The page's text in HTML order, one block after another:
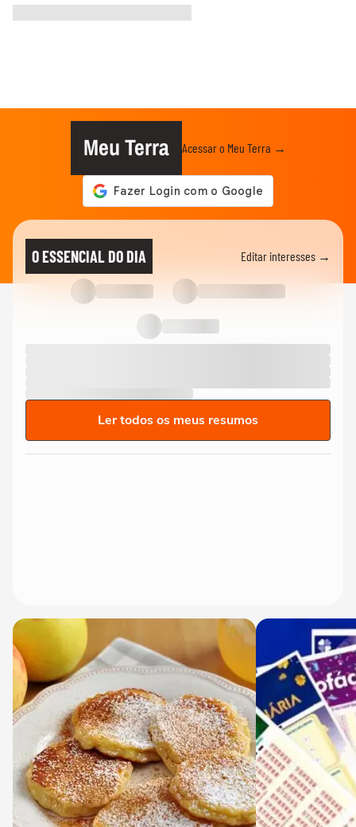
Meu Terra Acessar o Meu Terra →
O ESSENCIAL DO DIA Editar interesses →
Ler todos os meus resumos